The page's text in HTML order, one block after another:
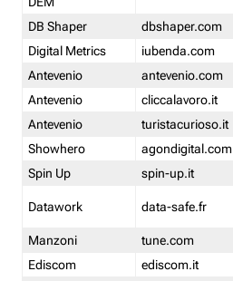
DB Shaper
dbshaper.com
Digital Metrics
iubenda.com
Antevenio
antevenio.com
Antevenio
cliccalavoro.it
Antevenio
turistacurioso.it
Showhero
agondigital.com
Spin Up
spin-up.it
Datawork data-safe.fr
Manzoni
tune.com
Ediscom
ediscom.it